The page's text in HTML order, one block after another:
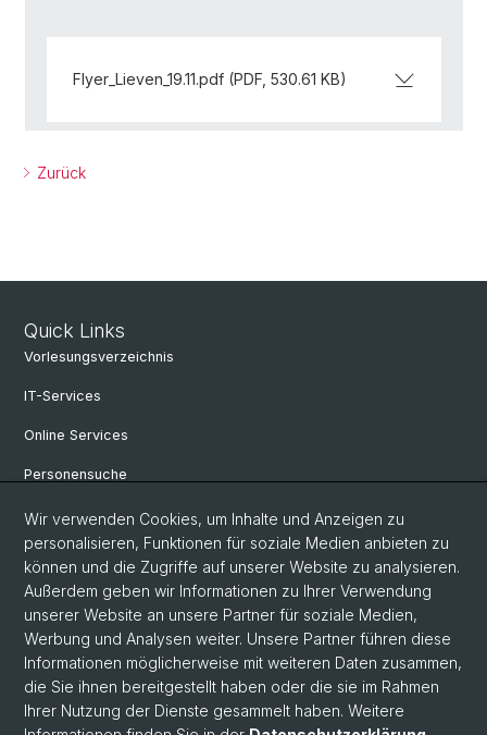
Flyer_Lieven_19.11.pdf (PDF, 530.61 KB)
Zurück
Quick Links
Vorlesungsverzeichnis
IT-Services
Online Services
Personensuche
Personeninfo
Professur für Osteuropäische Geschichte
Fachbereich Slavistik
FAQ
© Universität Basel
Wir verwenden Cookies, um Inhalte und Anzeigen zu
personalisieren, Funktionen für soziale Medien anbieten zu
können und die Zugriffe auf unserer Website zu analysieren.
Außerdem geben wir Informationen zu Ihrer Verwendung
unserer Website an unsere Partner für soziale Medien,
Werbung und Analysen weiter. Unsere Partner führen diese
Informationen möglicherweise mit weiteren Daten zusammen,
die Sie ihnen bereitgestellt haben oder die sie im Rahmen
Ihrer Nutzung der Dienste gesammelt haben. Weitere